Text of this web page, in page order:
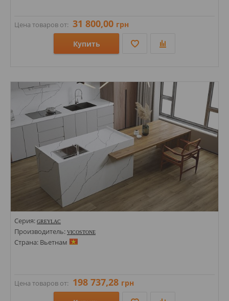
Цена товаров от: 31 800,00 грн
Купить
Стили: Под мрамор;
Цвета:
Серия: GREYLAC
Производитель: VICOSTONE
Страна: Вьетнам
Цена товаров от: 198 737,28 грн